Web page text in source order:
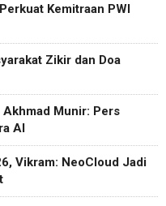
Kemitraan PWI
Zikir dan Doa
Akhmad Munir: Pers
AI
Vikram: NeoCloud Jadi